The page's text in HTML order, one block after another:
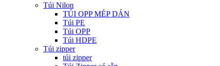
Túi Nilon
TÚI OPP MÉP DÁN
Túi PE
Túi OPP
Túi HDPE
Túi zipper
túi zipper